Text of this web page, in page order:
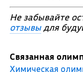
Не забывайте
отзывыдля
Связанная
Химическая